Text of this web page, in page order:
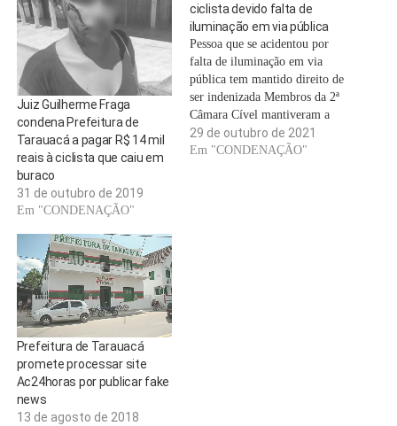
Juiz Guilherme Fraga
condena Prefeitura de
Tarauacá a pagar R$ 14 mil
reais à ciclista que caiu em
buraco
31 de outubro de 2019
Em "CONDENAÇÃO"
ciclista devido falta de
iluminação em via pública
Pessoa que se acidentou por
falta de iluminação em via
pública tem mantido direito de
ser indenizada Membros da 2ª
Câmara Cível mantiveram a
condenação de ente público a
pagar R$ 3mil pelos danos
29 de outubro de 2021
Em "CONDENAÇÃO"
Prefeitura de Tarauacá
promete processar site
Ac24horas por publicar fake
news
13 de agosto de 2018